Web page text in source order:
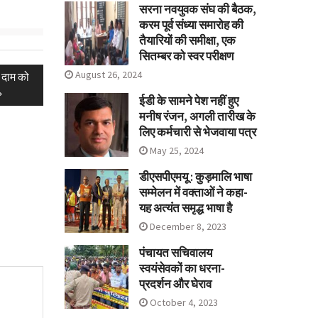
को
सरना नवयुवक संघ की बैठक,
करम पूर्व संध्या समारोह की
तैयारियों की समीक्षा, एक
सितम्बर को स्वर परीक्षण
August 26, 2024
ईडी के सामने पेश नहीं हुए
मनीष रंजन, अगली तारीख के
लिए कर्मचारी से भेजवाया पत्र
May 25, 2024
डीएसपीएमयू : कुड़मालि भाषा
सम्मेलन में वक्ताओं ने कहा-
यह अत्यंत समृद्ध भाषा है
December 8, 2023
पंचायत सचिवालय
स्वयंसेवकों का धरना-
प्रदर्शन और घेराव
October 4, 2023